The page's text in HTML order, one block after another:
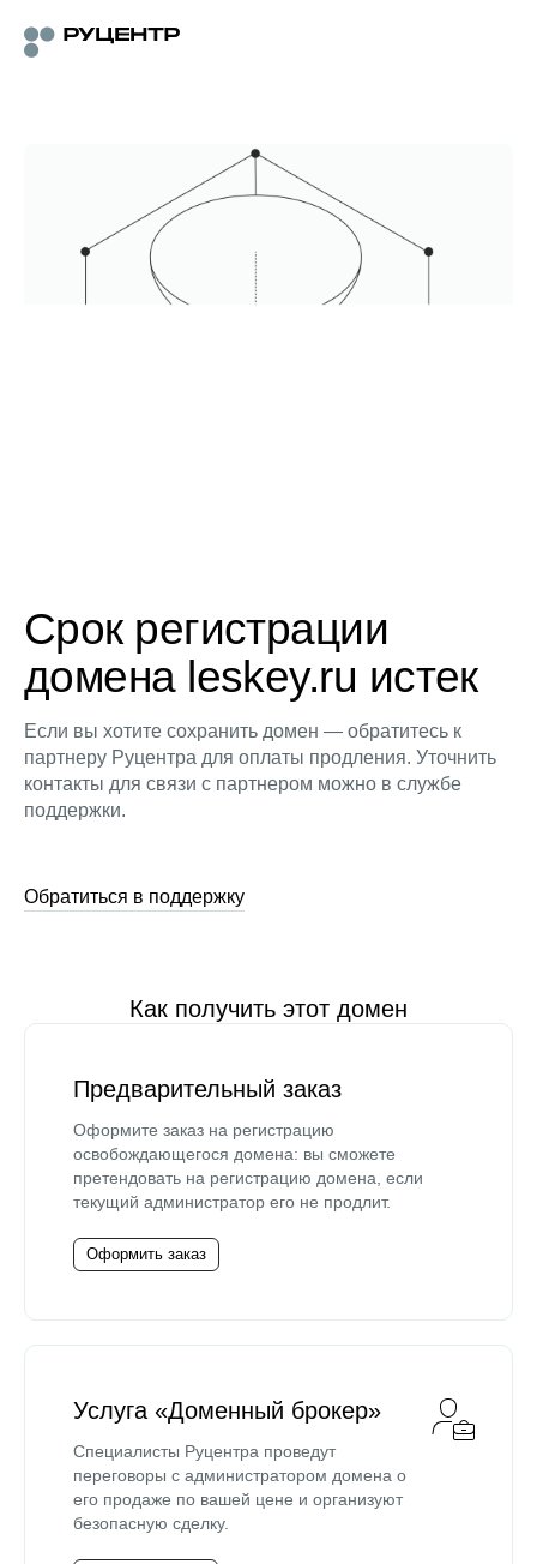
Срок регистрации
домена leskey.ru истек
Если вы хотите сохранить домен — обратитесь к
партнеру Руцентра для оплаты продления. Уточнить
контакты для связи с партнером можно в службе
поддержки.
Обратиться в поддержку
Как получить этот домен
Предварительный заказ
Оформите заказ на регистрацию
освобождающегося домена: вы сможете
претендовать на регистрацию домена, если
текущий администратор его не продлит.
Оформить заказ
Услуга «Доменный брокер»
Специалисты Руцентра проведут
переговоры с администратором домена о
его продаже по вашей цене и организуют
безопасную сделку.